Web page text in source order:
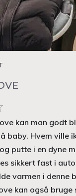
kan man godt
baby. Hvem ville
putte i en dyne
sikkert fast i
varmen i denne
kan også bruge